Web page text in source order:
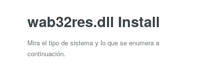
wab32res.dll Install
Mira el tipo de sistema y lo que se enumera a
continuación.